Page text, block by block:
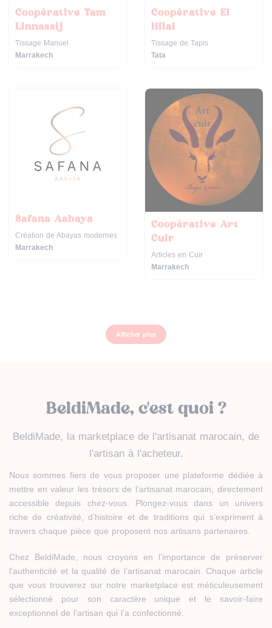
Coopérative Tam
Linnassij
Tissage Manuel
Marrakech
Coopérative El
Hilal
Tissage de Tapis
Tata
Safana Aabaya
Création de Abayas modernes
Marrakech
Coopérative Art
Cuir
Articles en Cuir
Marrakech
Afficher plus
BeldiMade, c'est quoi ?
BeldiMade, la marketplace de l'artisanat marocain, de
l'artisan à l'acheteur.
Nous sommes fiers de vous proposer une plateforme dédiée à
mettre en valeur les trésors de l’artisanat marocain, directement
accessible depuis chez-vous. Plongez-vous dans un univers
riche de créativité, d’histoire et de traditions qui s’expriment à
travers chaque pièce que proposent nos artisans partenaires.
Chez BeldiMade, nous croyons en l’importance de préserver
l’authenticité et la qualité de l’artisanat marocain. Chaque article
que vous trouverez sur notre marketplace est méticuleusement
sélectionné pour son caractère unique et le savoir-faire
exceptionnel de l’artisan qui l’a confectionné.